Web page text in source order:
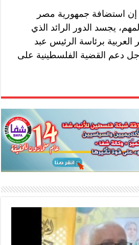
إن استضافة جمهورية مصر
يجسد الدور الرائد الذي
برئاسة الرئيس عبد
دعم القضية الفلسطينية على